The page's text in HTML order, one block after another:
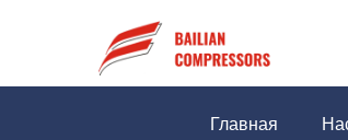
Главная